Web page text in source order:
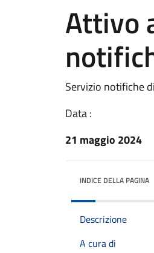
Attivo
Servizio notifiche
Data :
21 maggio 2024
INDICE DELLA PAGINA
Descrizione
A cura di